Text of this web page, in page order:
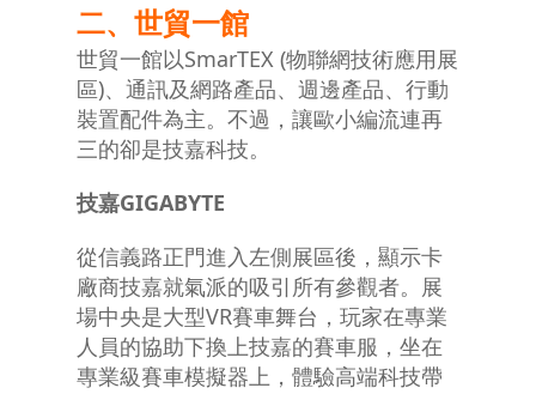
二、世貿一館
世貿一館以SmarTEX (物聯網技術應用展
區)、通訊及網路產品、週邊產品、行動
裝置配件為主。不過，讓歐小編流連再
三的卻是技嘉科技。
技嘉GIGABYTE
從信義路正門進入左側展區後，顯示卡
廠商技嘉就氣派的吸引所有參觀者。展
場中央是大型VR賽車舞台，玩家在專業
人員的協助下換上技嘉的賽車服，坐在
專業級賽車模擬器上，體驗高端科技帶